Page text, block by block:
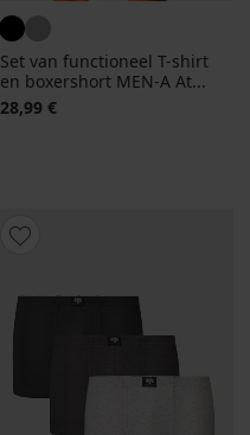
Set van functioneel T-shirt
en boxershort MEN-A At...
28,99 €